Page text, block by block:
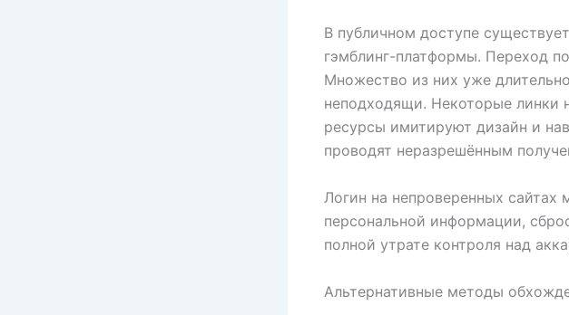
В публичном доступе
гэмблинг-платформы. Переход
Множество из них уже
неподходящи. Некоторые линки
ресурсы имитируют дизайн и
проводят неразрешённым
Логин на непроверенных
персональной информации,
полной утрате контроля над
Альтернативные методы